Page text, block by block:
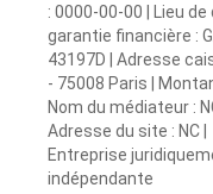
: 0000-00-00 | Lieu
garantie financière :
43197D | Adresse
- 75008 Paris |
Nom du médiateur :
Adresse du site : NC |
Entreprise
indépendante